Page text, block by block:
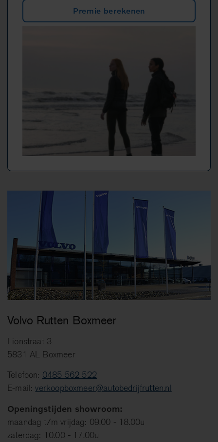
Premie berekenen
Volvo Rutten Boxmeer
Lionstraat 3
5831 AL Boxmeer
Telefoon: 0485 562 522
E-mail:verkoopboxmeer@autobedrijfrutten.nl
Openingstijden showroom:
maandag t/m vrijdag: 09.00 - 18.00u
zaterdag: 10.00 - 17.00u